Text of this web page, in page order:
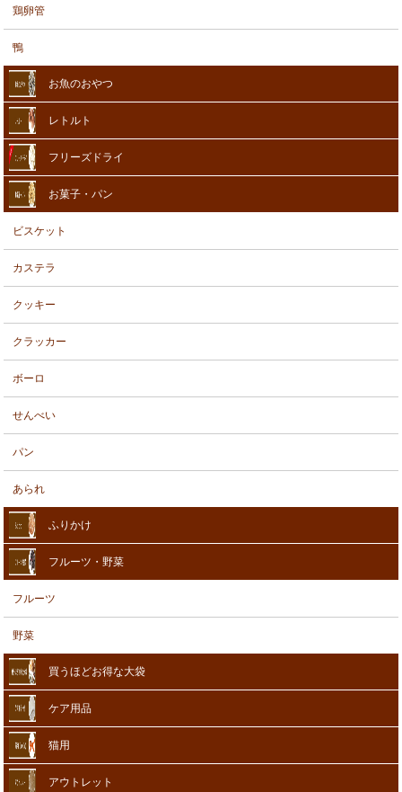
鶏卵管
鴨
お魚のおやつ
レトルト
フリーズドライ
お菓子・パン
ビスケット
カステラ
クッキー
クラッカー
ボーロ
せんべい
パン
あられ
ふりかけ
フルーツ・野菜
フルーツ
野菜
買うほどお得な大袋
ケア用品
猫用
アウトレット